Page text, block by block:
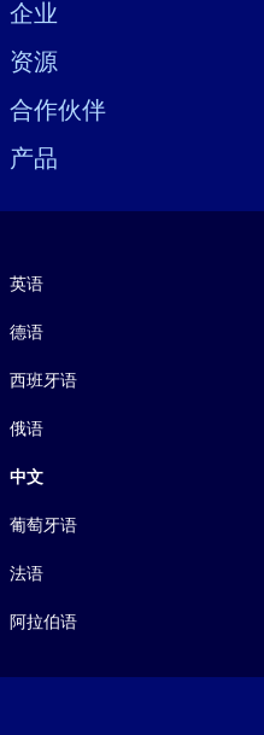
企业
资源
合作伙伴
产品
英语
德语
西班牙语
俄语
中文
葡萄牙语
法语
阿拉伯语